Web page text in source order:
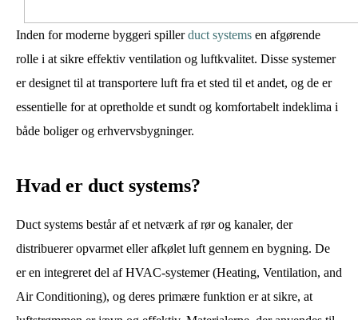
Inden for moderne byggeri spillerduct systems en afgørende
rolle i at sikre effektiv ventilation og luftkvalitet. Disse systemer
er designet til at transportere luft fra et sted til et andet, og de er
essentielle for at opretholde et sundt og komfortabelt indeklima i
både boliger og erhvervsbygninger.
Hvad er duct systems?
Duct systems består af et netværk af rør og kanaler, der
distribuerer opvarmet eller afkølet luft gennem en bygning. De
er en integreret del af HVAC-systemer (Heating, Ventilation, and
Air Conditioning), og deres primære funktion er at sikre, at